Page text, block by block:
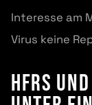
Interesse am
Virus keine
HFRS